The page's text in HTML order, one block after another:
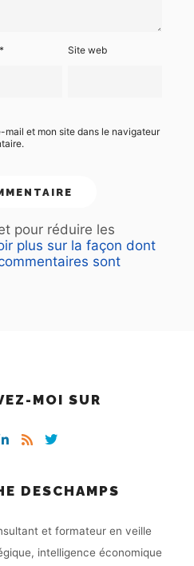
* Site web
mail et mon site dans le navigateur
pour réduire les
plus sur la façon dont
sont
MOI SUR
DESCHAMPS
et formateur en veille
intelligence économique